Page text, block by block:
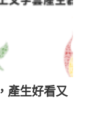
產生好看又